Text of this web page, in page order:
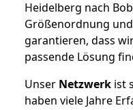
Heidelberg nach
Größenordnung
garantieren, dass
passende Lösung
Unser Netzwerk ist
haben viele Jahre